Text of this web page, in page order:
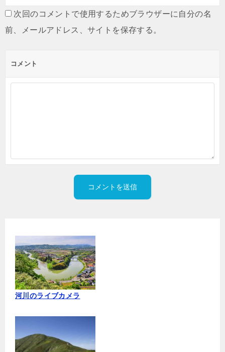
次回のコメントで使用するためブラウザーに自分の名
前、メールアドレス、サイトを保存する。
コメント
河川のライブカメラ